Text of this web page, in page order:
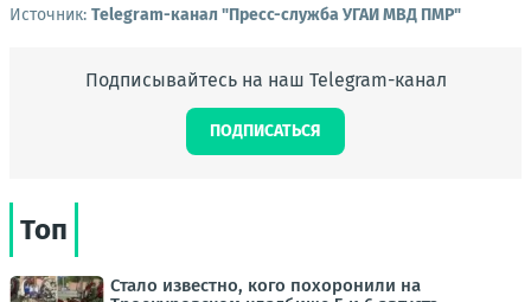
Источник: Telegram-канал "Пресс-служба УГАИ МВД ПМР"
Подписывайтесь на наш Telegram-канал
ПОДПИСАТЬСЯ
Топ
Стало известно, кого похоронили на